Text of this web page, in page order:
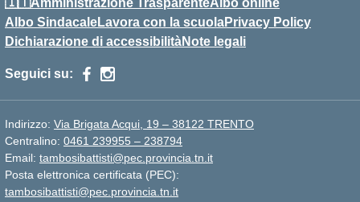
🇮🇹Amministrazione TrasparenteAlbo online
Albo SindacaleLavora con la scuolaPrivacy Policy
Dichiarazione di accessibilitàNote legali
Seguici su:
Indirizzo: Via Brigata Acqui, 19 – 38122 TRENTO
Centralino: 0461 239955 – 238794
Email: tambosibattisti@pec.provincia.tn.it
Posta elettronica certificata (PEC):
tambosibattisti@pec.provincia.tn.it